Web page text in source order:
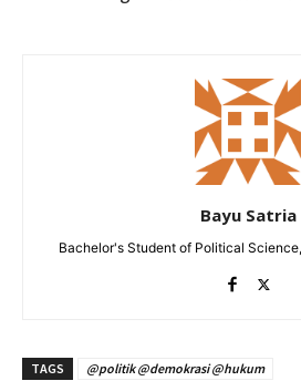
Bayu Satria
Bachelor's Student of Political
TAGS @politik @demokrasi @hukum